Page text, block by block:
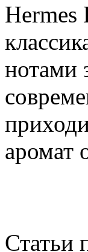
Hermes
нотами
аромат
Статьи